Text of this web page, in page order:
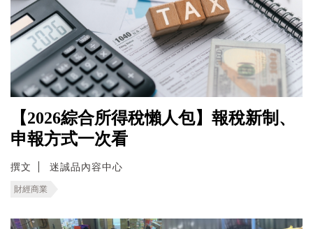
【2026綜合所得稅懶人包】報稅新制、
申報方式一次看
撰文 迷誠品內容中心
財經商業